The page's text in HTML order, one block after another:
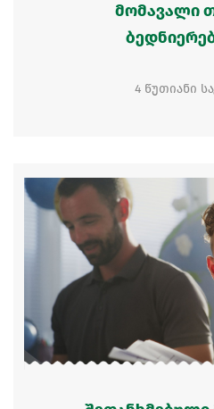
მომავალი
4 წუთიანი